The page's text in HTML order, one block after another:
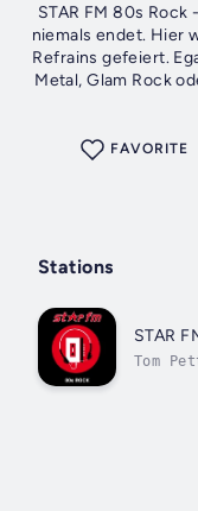
STAR FM 80s
niemals endet. Hier
Refrains gefeiert.
Metal, Glam Rock
FAVORITE
Stations
STAR
Tom